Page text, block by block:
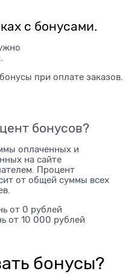
с бонусами.
при оплате заказов.
бонусов?
оплаченных и
на сайте
Процент
от общей суммы всех
от 0 рублей
от 10 000 рублей
бонусы?